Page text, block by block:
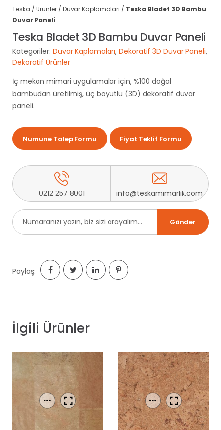
Teska / Ürünler / Duvar Kaplamaları / Teska Bladet 3D Bambu
Duvar Paneli
Teska Bladet 3D Bambu Duvar Paneli
Kategoriler: Duvar Kaplamaları, Dekoratif 3D Duvar Paneli,
Dekoratif Ürünler
İç mekan mimari uygulamalar için, %100 doğal
bambudan üretilmiş, üç boyutlu (3D) dekoratif duvar
paneli.
Numune Talep Formu Fiyat Teklif Formu
0212 257 8001 info@teskamimarlik.com
Paylaş:
İlgili Ürünler